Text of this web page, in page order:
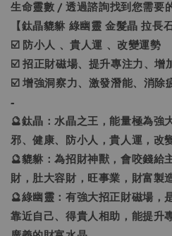
生命靈數 / 透過諮詢找到您需要
【鈦晶貔貅 綠幽靈 金髮晶 拉長
☑️ 防小人 、貴人運 、改變運勢
☑️ 招正財磁場、提升專注力、增
☑️ 增強洞察力、激發潛能、消除
-
🔮鈦晶：水晶之王，能量極為強
邪、健康、防小人，貴人運，改
🔮貔貅：為招財神獸，會咬錢給
財，肚大容財，旺事業，財富製
🔮綠幽靈：有強大招正財磁場，
靠近自己、得貴人相助，能提升